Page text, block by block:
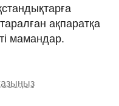
ақпаратқа
мамандар.